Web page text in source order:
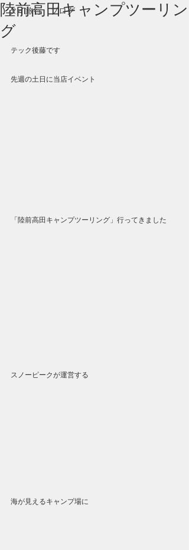
タイ旅行 ブログ
陸前高田キャンプツーリン
グ
テック後藤です
先週の土日に当店イベント
「陸前高田キャンプツーリング」行ってきました
スノーピークが運営する
海が見えるキャンプ場に